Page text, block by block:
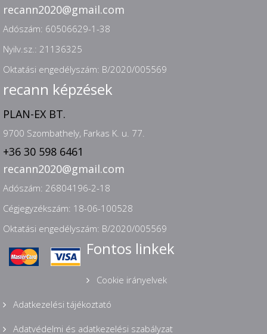
recann2020@gmail.com
Adószám: 60506629-1-38
Nyilv.sz.: 21136325
Oktatási engedélyszám: B/2020/005569
recann képzések
PLAN-EX BT.
9700 Szombathely, Farkas K. u. 77.
+36 30 598 6461
recann2020@gmail.com
Adószám: 26804196-2-18
Cégjegyzékszám: 18-06-100528
Oktatási engedélyszám: B/2020/005569
Fontos linkek
Cookie irányelvek
Adatkezelési tájékoztató
Adatvédelmi és adatkezelési szabályzat